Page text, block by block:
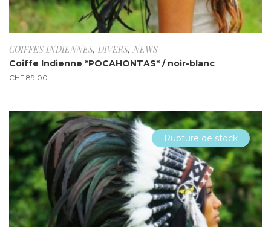
COIFFES INDIENNES, DIVERS,NEWS
Coiffe Indienne *POCAHONTAS* / noir-blanc
CHF 89.00
Rupture de stock